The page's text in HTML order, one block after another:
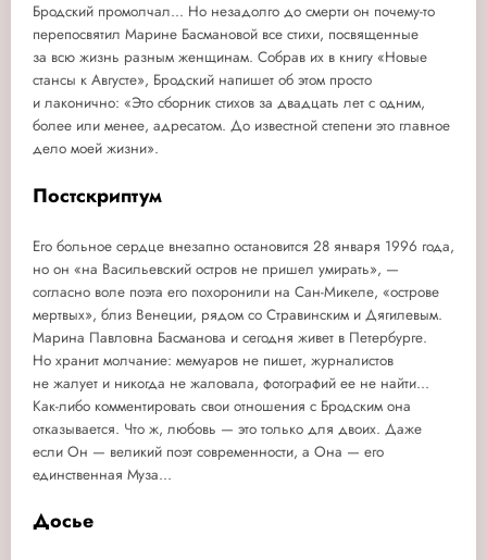
Бродский промолчал... Но незадолго до смерти он почему-то
перепосвятил Марине Басмановой все стихи, посвященные
за всю жизнь разным женщинам. Собрав их в книгу «Новые
стансы к Августе», Бродский напишет об этом просто
и лаконично: «Это сборник стихов за двадцать лет с одним,
более или менее, адресатом. До известной степени это главное
дело моей жизни».
Постскриптум
Его больное сердце внезапно остановится 28 января 1996 года,
но он «на Васильевский остров не пришел умирать», —
согласно воле поэта его похоронили на Сан-Микеле, «острове
мертвых», близ Венеции, рядом со Стравинским и Дягилевым.
Марина Павловна Басманова и сегодня живет в Петербурге.
Но хранит молчание: мемуаров не пишет, журналистов
не жалует и никогда не жаловала, фотографий ее не найти...
Как-либо комментировать свои отношения с Бродским она
отказывается. Что ж, любовь — это только для двоих. Даже
если Он — великий поэт современности, а Она — его
единственная Муза...
Досье